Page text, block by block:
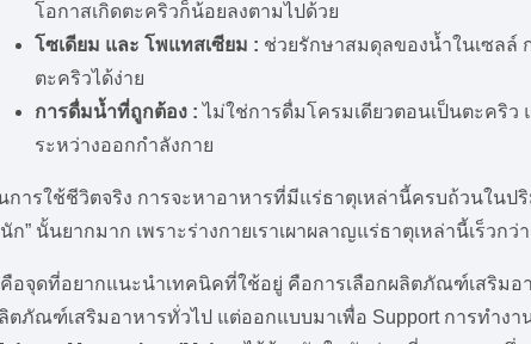
โอกาสเกิดตะคริวก็น้อยลงตามไปด้วย
โซเดียม และ โพแทสเซียม : ช่วยรักษาสมดุลของน้ำในเซลล์
ตะคริวได้ง่าย
การดื่มน้ำที่ถูกต้อง : ไม่ใช่การดื่มโครมเดียวตอนเป็นตะคริ
ระหว่างออกกำลังกาย
การใช้ชีวิตจริง การจะหาอาหารที่มีแร่ธาตุเหล่านี้ครบถ้วนใน
ก” นั้นยากมาก เพราะร่างกายเราเผาผลาญแร่ธาตุเหล่านี้เร็วกว่
อจุดที่อยากแนะนำเทคนิคที่ใช้อยู่ คือการเลือกผลิตภัณฑ์เสริมอ
ตภัณฑ์เสริมอาหารทั่วไป แต่ออกแบบมาเพื่อ Support การทำง